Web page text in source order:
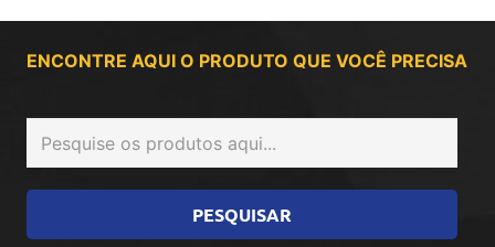
ENCONTRE AQUI O PRODUTO QUE VOCÊ PRECISA